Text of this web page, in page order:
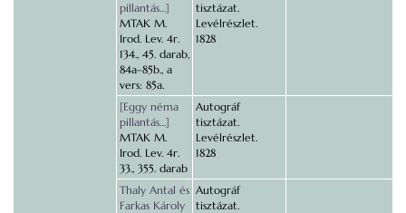
pillantás…]
MTAK M.
Irod. Lev. 4r.
134., 45. darab,
84a–85b., a
vers: 85a.
tisztázat.
Levélrészlet.
1828
[Eggy néma
pillantás…]
MTAK M.
Irod. Lev. 4r.
33., 355. darab
Autográf
tisztázat.
Levélrészlet.
1828
Thaly Antal és
Farkas Károly
Autográf
tisztázat.